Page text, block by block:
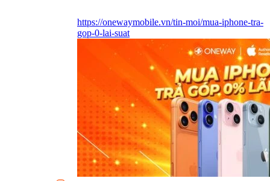
https://onewaymobile.vn/tin-moi/mua-iphone-tra-
gop-0-lai-suat